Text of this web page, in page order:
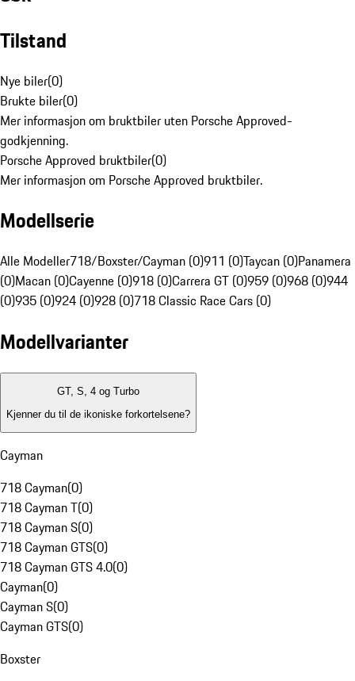
Tilstand
Nye biler(0)
Brukte biler(0)
Mer informasjon om bruktbiler uten Porsche Approved-
godkjenning.
Porsche Approved bruktbiler(0)
Mer informasjon om Porsche Approved bruktbiler.
Modellserie
Alle Modeller718/Boxster/Cayman (0)911 (0)Taycan (0)Panamera
(0)Macan (0)Cayenne (0)918 (0)Carrera GT (0)959 (0)968 (0)944
(0)935 (0)924 (0)928 (0)718 Classic Race Cars (0)
Modellvarianter
GT, S, 4 og Turbo
Kjenner du til de ikoniske forkortelsene?
Cayman
718 Cayman(0)
718 Cayman T(0)
718 Cayman S(0)
718 Cayman GTS(0)
718 Cayman GTS 4.0(0)
Cayman(0)
Cayman S(0)
Cayman GTS(0)
Boxster